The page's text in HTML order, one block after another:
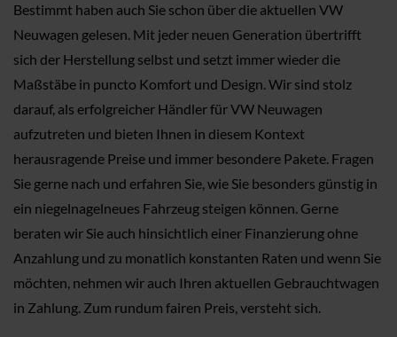
Bestimmt haben auch Sie schon über die aktuellen VW
Neuwagen gelesen. Mit jeder neuen Generation übertrifft
sich der Herstellung selbst und setzt immer wieder die
Maßstäbe in puncto Komfort und Design. Wir sind stolz
darauf, als erfolgreicher Händler für VW Neuwagen
aufzutreten und bieten Ihnen in diesem Kontext
herausragende Preise und immer besondere Pakete. Fragen
Sie gerne nach und erfahren Sie, wie Sie besonders günstig in
ein niegelnagelneues Fahrzeug steigen können. Gerne
beraten wir Sie auch hinsichtlich einer Finanzierung ohne
Anzahlung und zu monatlich konstanten Raten und wenn Sie
möchten, nehmen wir auch Ihren aktuellen Gebrauchtwagen
in Zahlung. Zum rundum fairen Preis, versteht sich.